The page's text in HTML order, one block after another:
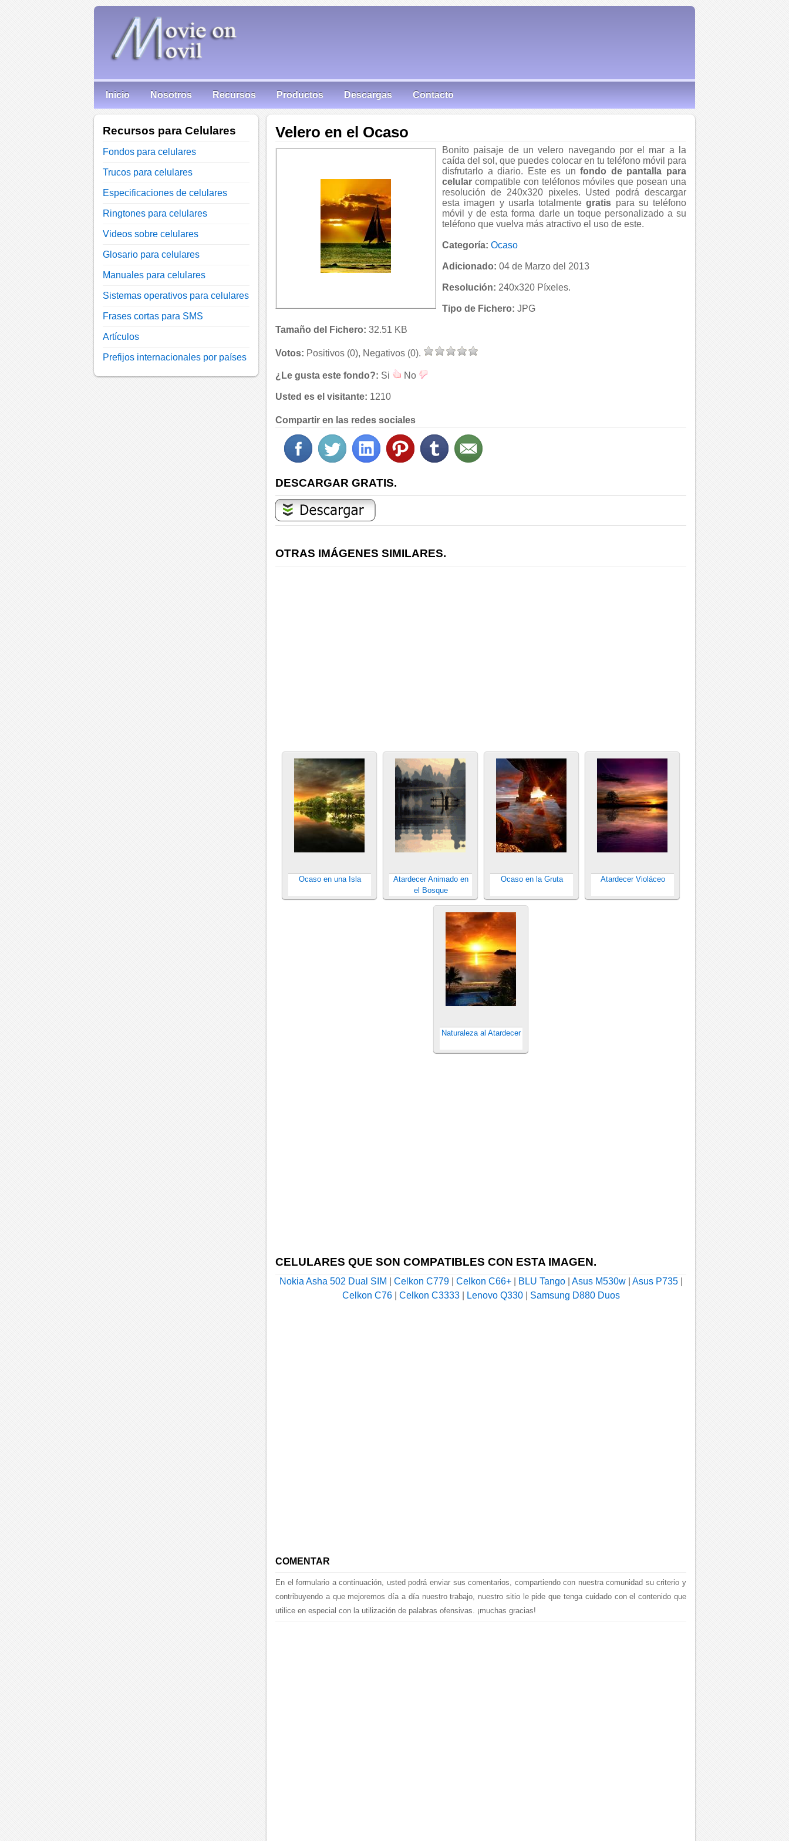
Inicio Nosotros Recursos Productos Descargas Contacto
Velero en el Ocaso
Bonito paisaje de un velero navegando por el mar a la
caída del sol, que puedes colocar en tu teléfono móvil para
disfrutarlo a diario. Este es unfondo de pantalla para
celular compatible con teléfonos móviles que posean una
resolución de 240x320 pixeles. Usted podrá descargar
esta imagen y usarla totalmentegratis para su teléfono
móvil y de esta forma darle un toque personalizado a su
teléfono que vuelva más atractivo el uso de este.
Categoría: Ocaso
Adicionado: 04 de Marzo del 2013
Resolución: 240x320 Píxeles.
Tipo de Fichero: JPG
Tamaño del Fichero: 32.51 KB
Votos: Positivos (0), Negativos (0).
¿Le gusta este fondo?: Si No
Usted es el visitante: 1210
Compartir en las redes sociales
DESCARGAR GRATIS.
OTRAS IMÁGENES SIMILARES.
Ocaso en una Isla
Atardecer Animado en
el Bosque
Ocaso en la Gruta Atardecer Violáceo
Naturaleza al Atardecer
CELULARES QUE SON COMPATIBLES CON ESTA IMAGEN.
Nokia Asha 502 Dual SIM Celkon C779| Celkon C66+| BLU Tango| Asus M530w| Asus P735|
Celkon C76| Celkon C3333| Lenovo Q330| Samsung D880 Duos
COMENTAR
En el formulario a continuación, usted podrá enviar sus comentarios, compartiendo con nuestra comunidad su criterio y
contribuyendo a que mejoremos día a día nuestro trabajo, nuestro sitio le pide que tenga cuidado con el contenido que
utilice en especial con la utilización de palabras ofensivas. ¡muchas gracias!
Recursos para Celulares
Fondos para celulares
Trucos para celulares
Especificaciones de celulares
Ringtones para celulares
Videos sobre celulares
Glosario para celulares
Manuales para celulares
Sistemas operativos para celulares
Frases cortas para SMS
Artículos
Prefijos internacionales por países